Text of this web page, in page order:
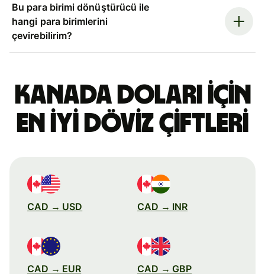
Bu para birimi dönüştürücü ile
hangi para birimlerini
çevirebilirim?
Kanada doları için
en iyi döviz çiftleri
CAD → USD CAD → INR
CAD → EUR CAD → GBP